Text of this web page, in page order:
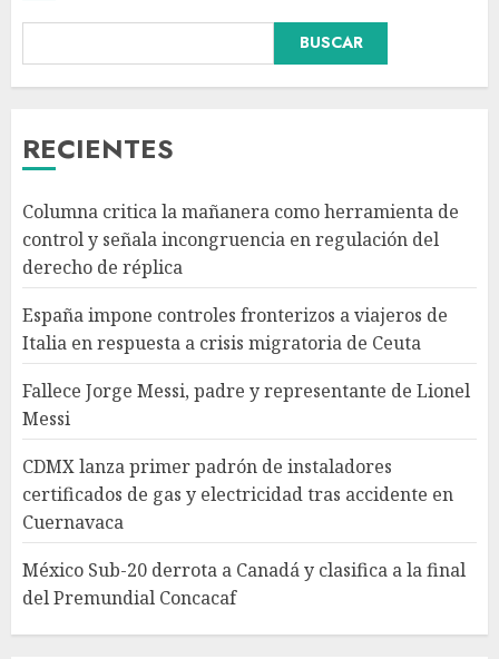
BUSCAR
RECIENTES
Columna critica la mañanera como herramienta de
control y señala incongruencia en regulación del
derecho de réplica
España impone controles fronterizos a viajeros de
Italia en respuesta a crisis migratoria de Ceuta
Fallece Jorge Messi, padre y representante de Lionel
Messi
CDMX lanza primer padrón de instaladores
certificados de gas y electricidad tras accidente en
Cuernavaca
México Sub-20 derrota a Canadá y clasifica a la final
del Premundial Concacaf
4
CDMX lanza primer padrón de
accidente en Cuernavaca
AGOSTO 8, 2026
5
Canadá y clasifica a la final del
Premundial Concacaf
AGOSTO 8, 2026
Columna critica la mañanera